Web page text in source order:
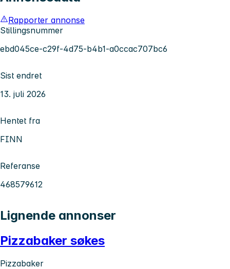
Rapporter annonse
Stillingsnummer
ebd045ce-c29f-4d75-b4b1-a0ccac707bc6
Sist endret
13. juli 2026
Hentet fra
FINN
Referanse
468579612
Lignende annonser
Pizzabaker søkes
Pizzabaker